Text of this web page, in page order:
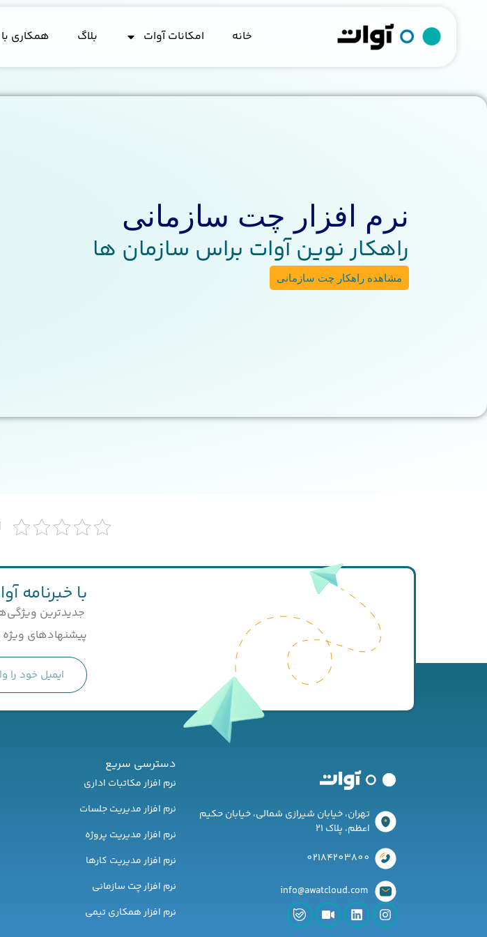
خانه امکانات آوات بلاگ همکاری با
نرم افزار چت سازمانی
راهکار نوین آوات براس سازمان ها
مشاهده راهکار چت سازمانی
با خبرنامه
جدیدترین
پیشنهادهای
تهران، خیابان شیرازی شمالی، خیابان حکیم
اعظم، پلاک 21
02184203800
دسترسی سریع
نرم افزار مکاتبات اداری
نرم افزار مدیریت جلسات
نرم افزار مدیریت پروژه
نرم افزار مدیریت کارها
نرم افزار چت سازمانی
نرم افزار همکاری تیمی